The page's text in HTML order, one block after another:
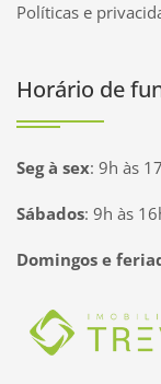
Políticas e
Horário de
Seg à sex: 9h às
Sábados: 9h às
Domingos e
Página inicial